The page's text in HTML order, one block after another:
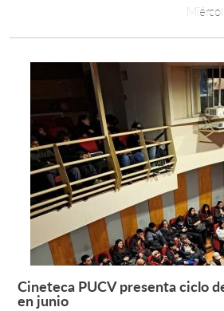
Cineteca PUCV presenta ciclo
en junio